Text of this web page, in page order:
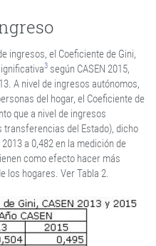
ingresos, el Coeficiente de Gini,
3 según CASEN 2015,
A nivel de ingresos autónomos,
del hogar, el Coeficiente de
que a nivel de ingresos
del Estado), dicho
a 0,482 en la medición de
como efecto hacer más
los hogares. Ver Tabla 2.